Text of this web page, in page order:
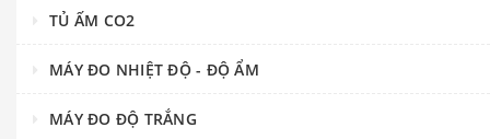
TỦ ẤM CO2
MÁY ĐO NHIỆT ĐỘ - ĐỘ ẨM
MÁY ĐO ĐỘ TRẮNG